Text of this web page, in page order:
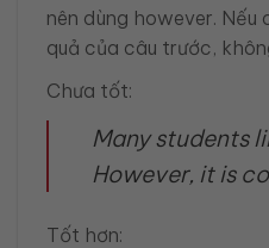
nên dùng however.
quả của câu trước,
Chưa tốt:
Many students
However, it is
Tốt hơn: